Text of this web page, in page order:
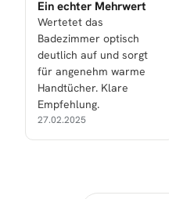
Ein echter Mehrwert
Wertetet das
Badezimmer optisch
deutlich auf und sorgt
für angenehm warme
Handtücher. Klare
Empfehlung.
27.02.2025